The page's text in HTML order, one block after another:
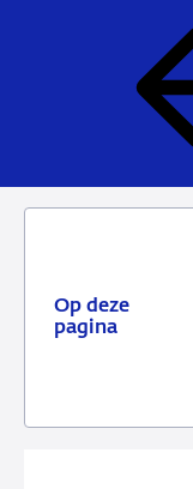
Op deze
pagina